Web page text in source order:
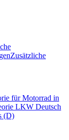
Zusätzliche
für Motorrad in
LKW Deutsch
(D)